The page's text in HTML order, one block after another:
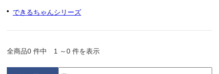
できるちゃんシリーズ
全商品0 件中 1 ～0 件を表示